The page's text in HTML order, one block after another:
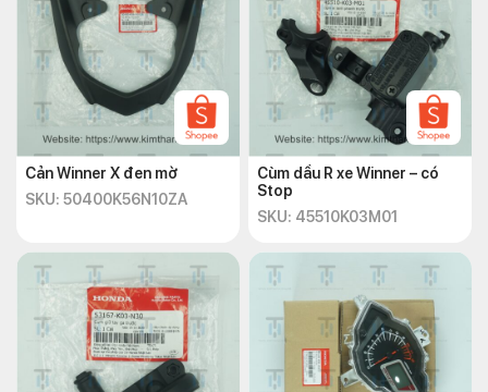
Cản Winner X đen mờ
SKU: 50400K56N10ZA
Cùm dầu R xe Winner – có
Stop
SKU: 45510K03M01